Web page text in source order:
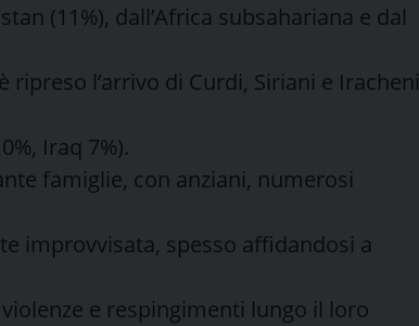
(11%), dall’Africa subsahariana e dal
l’arrivo di Curdi, Siriani e Iracheni
Iraq 7%).
famiglie, con anziani, numerosi
improvvisata, spesso affidandosi a
e respingimenti lungo il loro